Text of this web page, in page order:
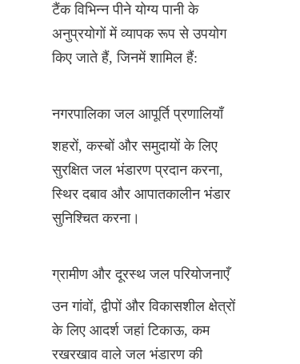
टैंक विभिन्न पीने योग्य पानी के
अनुप्रयोगों में व्यापक रूप से उपयोग
किए जाते हैं, जिनमें शामिल हैं:
नगरपालिका जल आपूर्ति प्रणालियाँ
शहरों, कस्बों और समुदायों के लिए
सुरक्षित जल भंडारण प्रदान करना,
स्थिर दबाव और आपातकालीन भंडार
सुनिश्चित करना।
ग्रामीण और दूरस्थ जल परियोजनाएँ
उन गांवों, द्वीपों और विकासशील क्षेत्रों
के लिए आदर्श जहां टिकाऊ, कम
रखरखाव वाले जल भंडारण की